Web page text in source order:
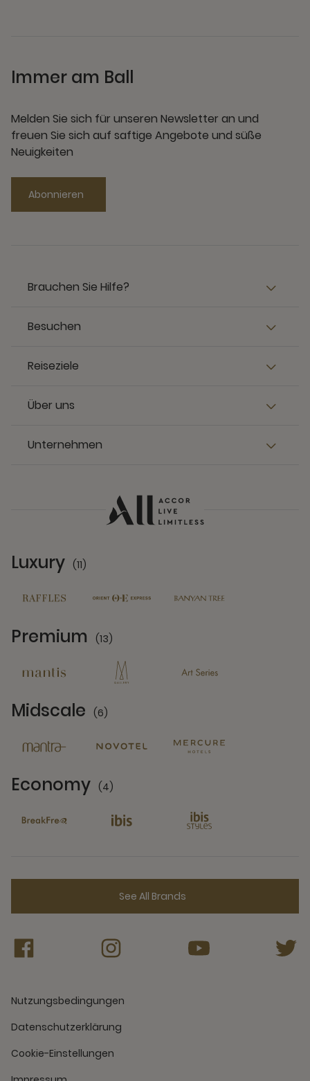
Immer am Ball
Melden Sie sich für unseren Newsletter an und
freuen Sie sich auf saftige Angebote und süße
Neuigkeiten
Abonnieren
Brauchen Sie Hilfe?
Besuchen
Reiseziele
Über uns
Unternehmen
Luxury (11)
Premium (13)
Midscale (6)
Economy (4)
See All Brands
Nutzungsbedingungen
Datenschutzerklärung
Cookie-Einstellungen